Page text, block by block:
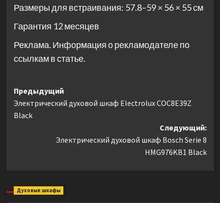
Размеры для встраивания: 57.8–59 × 56 × 55 см
Гарантия 12 месяцев
Реклама. Информация о рекламодателе по
ссылкам в статье.
Навигация
записи
Предыдущий
Электрический духовой шкаф Electrolux COC8E39Z
Black
Следующий:
Электрический духовой шкаф Bosch Serie 8
HMG976KB1 Black
Духовые шкафы